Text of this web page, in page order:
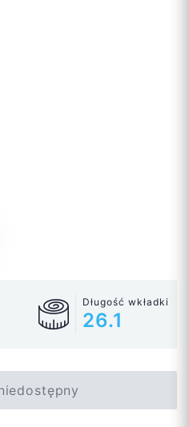
Długość wkładki
26.1